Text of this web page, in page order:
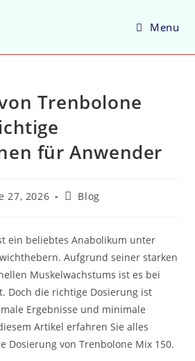
Menu
Trenbolone
für Anwender
27, 2026 Blog
ein beliebtes Anabolikum unter
Aufgrund seiner starken
Muskelwachstums ist es bei
Doch die richtige Dosierung ist
Ergebnisse und minimale
Artikel erfahren Sie alles
Dosierung von Trenbolone Mix 150.